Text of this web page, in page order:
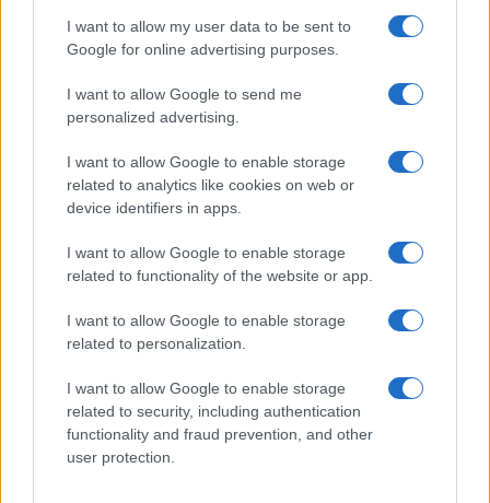
I want to allow my user data to be sent to
Google for online advertising purposes.
I want to allow Google to send me
personalized advertising.
I want to allow Google to enable storage
related to analytics like cookies on web or
device identifiers in apps.
I want to allow Google to enable storage
related to functionality of the website or app.
I want to allow Google to enable storage
related to personalization.
I want to allow Google to enable storage
related to security, including authentication
functionality and fraud prevention, and other
user protection.
Controlli rafforzati in Costa Smeralda, 20
arresti e 135 denunce
Tre milioni di euro dalla Provincia Gallura per
Incidente sulla provinciale 125, paura tra Olbia e
un ferito
Sangue, musica e solidarietà con Avis Olbia al
Delta Center